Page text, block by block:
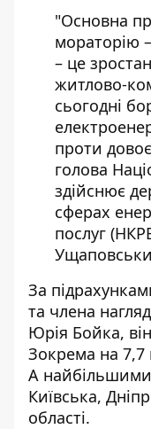
"Основна
мораторію
– це
житлово-
сьогодні
проти
голова
здійснює
сферах
послуг
За
та члена
Юрія Бойка,
Зокрема на 7,7
А
Київська,
області.